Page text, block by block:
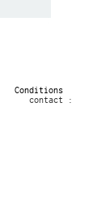
Conditions
contact :